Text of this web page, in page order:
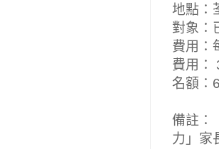
地點：
對象：
費用：
費用：
名額：
備註：
力」家